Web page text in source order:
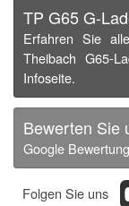
TP G65 G-
Erfahren Sie
Theibach G65-
Infoseite.
Bewerten Sie
Google Bewertung
Folgen Sie uns